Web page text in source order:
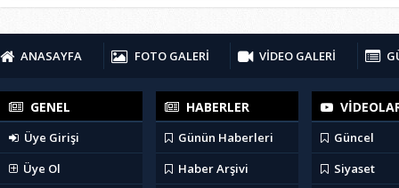
ANASAYFA FOTO GALERİ VİDEO GALERİ
GENEL
Üye Girişi
Üye Ol
HABERLER
Günün Haberleri
Haber Arşivi
Güncel
Siyaset